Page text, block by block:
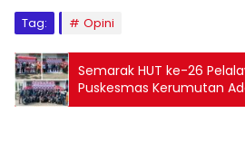
Tag: Opini
Semarak HUT ke-26
Puskesmas Kerumutan
Sehat Bersama